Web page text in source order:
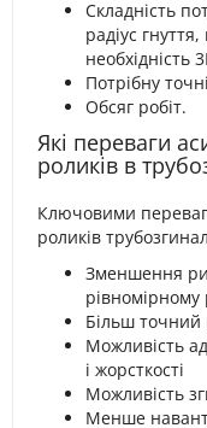
Складність
радіус гнуття,
необхідність
Потрібну
Обсяг робіт.
Які переваги
роликів в
Ключовими
роликів
Зменшення
рівномірному
Більш точний
Можливість
і жорсткості
Можливість
Менше